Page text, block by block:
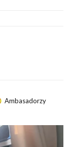
Ambasadorzy